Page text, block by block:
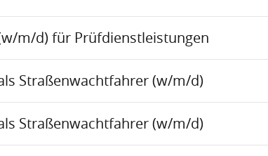
m/d) für Prüfdienstleistungen
Straßenwachtfahrer (w/m/d)
Straßenwachtfahrer (w/m/d)